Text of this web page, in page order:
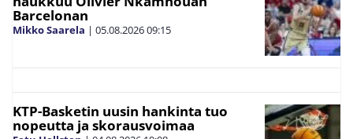
Barcelonan
Mikko Saarela | 05.08.202609:15
KTP-Basketin uusin hankinta tuo
nopeutta ja skorausvoimaa